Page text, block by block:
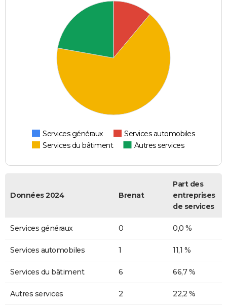
Services généraux
Services automobiles
Services du bâtiment
Autres services
Données 2024 Brenat
Part des
entreprises
de services
Services généraux 0 0,0 %
Services automobiles 1 11,1 %
Services du bâtiment 6 66,7 %
Autres services 2 22,2 %